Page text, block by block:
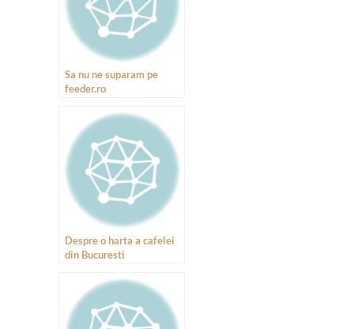
Sa nu ne suparam pe
feeder.ro
Despre o harta a cafelei
din Bucuresti